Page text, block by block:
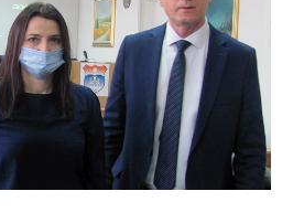
nas produhovite!
11:20
u Kanton a
11:21
Topla preporuka paljanskog